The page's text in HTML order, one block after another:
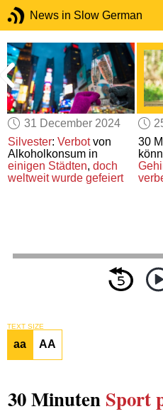
News in Slow German
31 December 2024
Silvester:Verbotvon
Alkoholkonsum in
einigen Städten,doch
weltweit wurde gefeiert
30
TEXT SIZE
aa AA
30 Minuten Sport